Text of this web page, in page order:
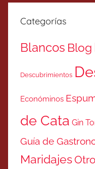
Categorías
Blancos Blog
Descubrimientos
Económinos
de Cata Gin
Guía de
Maridajes